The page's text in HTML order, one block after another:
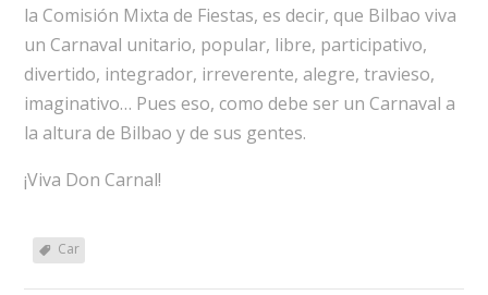
la Comisión Mixta de Fiestas, es decir, que Bilbao viva
un Carnaval unitario, popular, libre, participativo,
divertido, integrador, irreverente, alegre, travieso,
imaginativo… Pues eso, como debe ser un Carnaval a
la altura de Bilbao y de sus gentes.
¡Viva Don Carnal!
Car